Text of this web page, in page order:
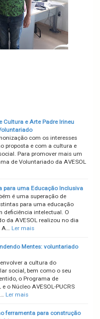
Cultura e Arte Padre Irineu
com os interesses
proposta e com a cultura e
Para promover mais um
de Voluntariado da AVESOL
para uma Educação Inclusiva
é uma superação de
para uma educação
deficiência intelectual. O
da AVESOL realizou no dia
A… Ler mais
Mentes: voluntariado
a cultura do
social, bem como o seu
o Programa de
o Núcleo AVESOL-PUCRS
Ler mais
ferramenta para construção